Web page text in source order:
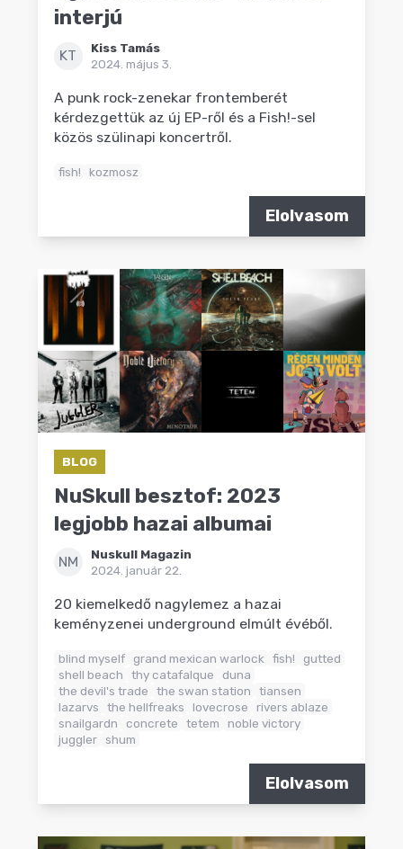
interjú
KT
Kiss Tamás
2024. május 3.
A punk rock-zenekar frontemberét
kérdezgettük az új EP-ről és a Fish!-sel
közös szülinapi koncertről.
fish! kozmosz
Elolvasom
BLOG
NuSkull besztof: 2023
legjobb hazai albumai
NM
Nuskull Magazin
2024. január 22.
20 kiemelkedő nagylemez a hazai
keményzenei underground elmúlt évéből.
blind myself grand mexican warlock fish!
gutted
shell beach
thy catafalque
duna
the devil's trade
the swan station
tiansen
lazarvs
the hellfreaks lovecrose
rivers ablaze
snailgardn
concrete tetem
noble victory
juggler shum
Elolvasom